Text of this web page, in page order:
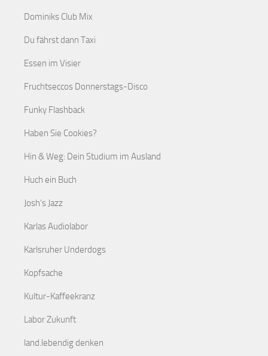
Dominiks Club Mix
Du fährst dann Taxi
Essen im Visier
Fruchtseccos Donnerstags-Disco
Funky Flashback
Haben Sie Cookies?
Hin & Weg: Dein Studium im Ausland
Huch ein Buch
Josh's Jazz
Karlas Audiolabor
Karlsruher Underdogs
Kopfsache
Kultur-Kaffeekranz
Labor Zukunft
land.lebendig denken